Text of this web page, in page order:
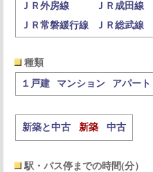
ＪＲ外房線
ＪＲ成田線
ＪＲ常磐緩行線
ＪＲ総武線
種類
１戸建
マンション アパート
新築と中古 新築 中古
駅・バス停までの時間(分）